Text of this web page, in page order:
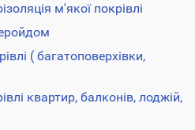
м'якої покрівлі
( багатоповерхівки,
квартир, балконів, лоджій,